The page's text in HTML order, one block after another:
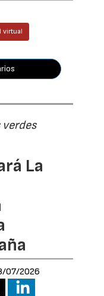
virtual
verdes
La
07/2026